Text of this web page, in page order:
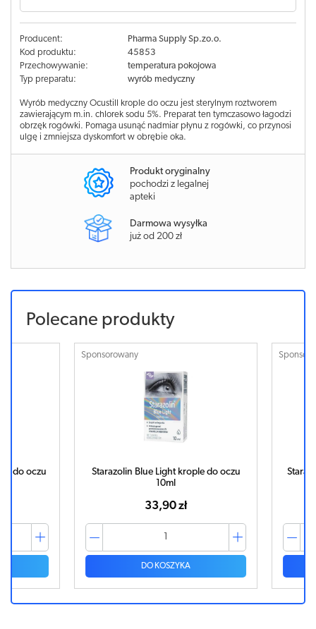
Producent:
Pharma Supply Sp.zo.o.
Kod produktu:
45853
Przechowywanie:
temperatura pokojowa
Typ preparatu:
wyrób medyczny
Wyrób medyczny Ocustill krople do oczu jest sterylnym roztworem
zawierającym m.in. chlorek sodu 5%. Preparat ten tymczasowo łagodzi
obrzęk rogówki. Pomaga usunąć nadmiar płynu z rogówki, co przynosi
ulgę i zmniejsza dyskomfort w obrębie oka.
Produkt oryginalny
pochodzi z legalnej
apteki
Darmowa wysyłka
już od 200 zł
Polecane produkty
oczu
Sponsorowany
Starazolin Blue Light krople do oczu
10ml
33,90 zł
DO KOSZYKA